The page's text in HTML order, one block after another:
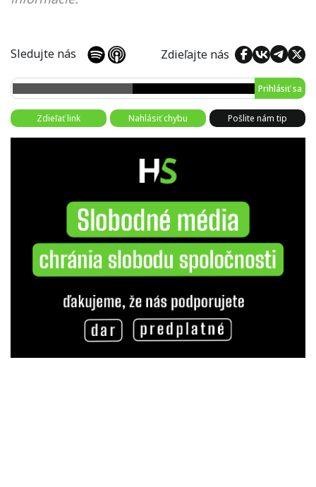
Sledujte nás Zdieľajte nás
Prihlásiť sa
Zdieľať link Nahlásiť chybu Pošlite nám tip